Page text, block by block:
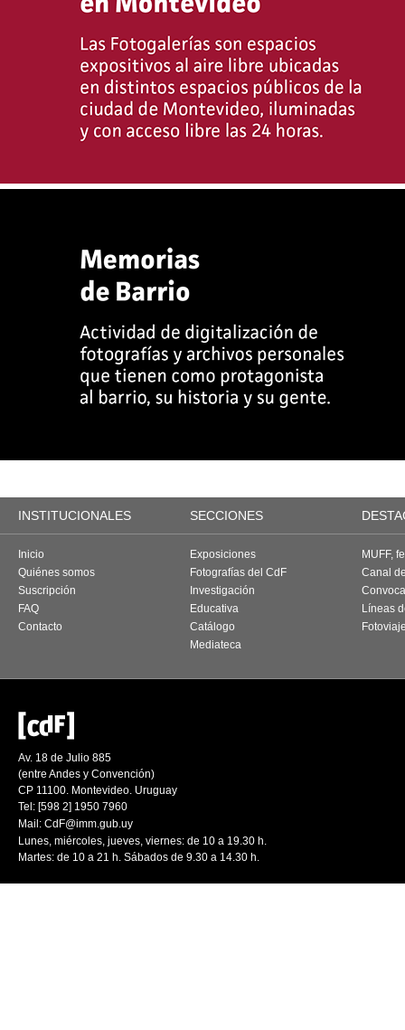
INSTITUCIONALES SECCIONES
Inicio
Quiénes somos
Suscripción
FAQ
Contacto
Exposiciones
Fotografías del CdF
Investigación
Educativa
Catálogo
Mediateca
MUFF,
Canal
Líneas
Av. 18 de Julio 885
(entre Andes y Convención)
CP 11100. Montevideo. Uruguay
Tel: [598 2] 1950 7960
Mail: CdF@imm.gub.uy
Lunes, miércoles, jueves, viernes: de 10 a 19.30 h.
Martes: de 10 a 21 h. Sábados de 9.30 a 14.30 h.